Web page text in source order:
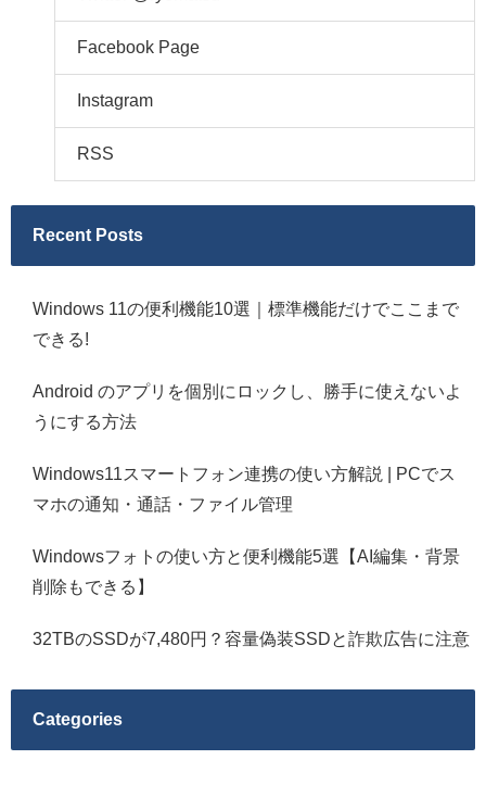
Facebook Page
Instagram
RSS
Recent Posts
Windows 11の便利機能10選｜標準機能だけでここまで
できる!
Android のアプリを個別にロックし、勝手に使えないよ
うにする方法
Windows11スマートフォン連携の使い方解説 | PCでス
マホの通知・通話・ファイル管理
Windowsフォトの使い方と便利機能5選【AI編集・背景
削除もできる】
32TBのSSDが7,480円？容量偽装SSDと詐欺広告に注意
Categories